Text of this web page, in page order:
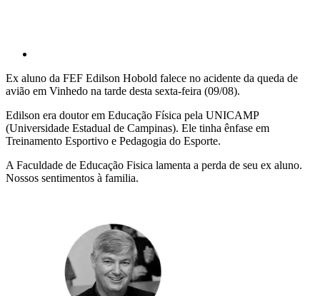
Ex aluno da FEF Edilson Hobold falece no acidente da queda de
avião em Vinhedo na tarde desta sexta-feira (09/08).
Edilson era doutor em Educação Física pela UNICAMP
(Universidade Estadual de Campinas). Ele tinha ênfase em
Treinamento Esportivo e Pedagogia do Esporte.
A Faculdade de Educação Fisica lamenta a perda de seu ex aluno.
Nossos sentimentos à familia.